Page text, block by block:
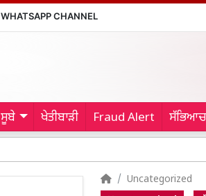
WHATSAPP CHANNEL
ਸੂਬੇ ਖੇਤੀਬਾੜੀ Fraud Alert
Uncategorized